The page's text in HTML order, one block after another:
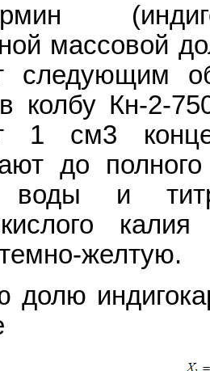
массовой
следующим
колбу Кн-2-
1 см3
до
и
желтую.
долю